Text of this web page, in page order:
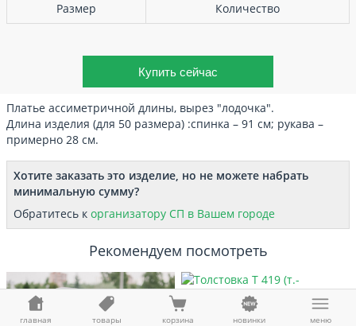
Размер Количество
Платье ассиметричной длины, вырез "лодочка".
Длина изделия (для 50 размера) :спинка – 91 см; рукава –
примерно 28 см.
Хотите заказать это изделие, но не можете набрать
минимальную сумму?
Обратитесь к организатору СП в Вашем городе
Рекомендуем посмотреть
Толстовка Т 419 (т.-ментоловый с